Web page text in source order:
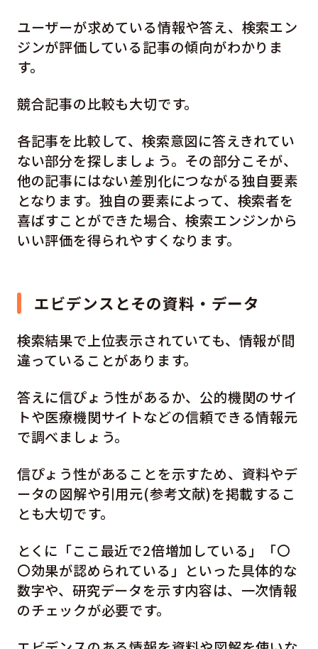
ユーザーが求めている情報や答え、検索エン
ジンが評価している記事の傾向がわかりま
す。
競合記事の比較も大切です。
各記事を比較して、検索意図に答えきれてい
ない部分を探しましょう。その部分こそが、
他の記事にはない差別化につながる独自要素
となります。独自の要素によって、検索者を
喜ばすことができた場合、検索エンジンから
いい評価を得られやすくなります。
エビデンスとその資料・データ
検索結果で上位表示されていても、情報が間
違っていることがあります。
答えに信ぴょう性があるか、公的機関のサイ
トや医療機関サイトなどの信頼できる情報元
で調べましょう。
信ぴょう性があることを示すため、資料やデ
ータの図解や引用元(参考文献)を掲載するこ
とも大切です。
とくに「ここ最近で2倍増加している」「〇
〇効果が認められている」といった具体的な
数字や、研究データを示す内容は、一次情報
のチェックが必要です。